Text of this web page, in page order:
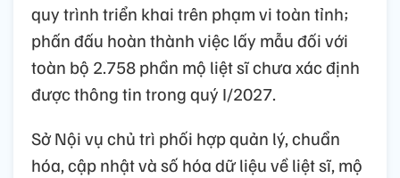
quy trình triển khai trên phạm vi toàn tỉnh;
phấn đấu hoàn thành việc lấy mẫu đối với
toàn bộ 2.758 phần mộ liệt sĩ chưa xác định
được thông tin trong quý I/2027.
Sở Nội vụ chủ trì phối hợp quản lý, chuẩn
hóa, cập nhật và số hóa dữ liệu về liệt sĩ, mộ